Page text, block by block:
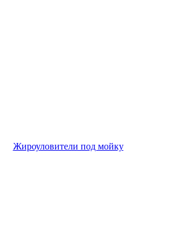
Жироуловители под мойку